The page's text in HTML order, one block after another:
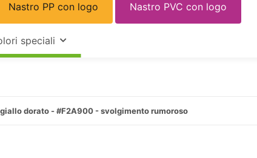
Nastro PP con logo Nastro PVC con logo
speciali
dorato - #F2A900 - svolgimento rumoroso